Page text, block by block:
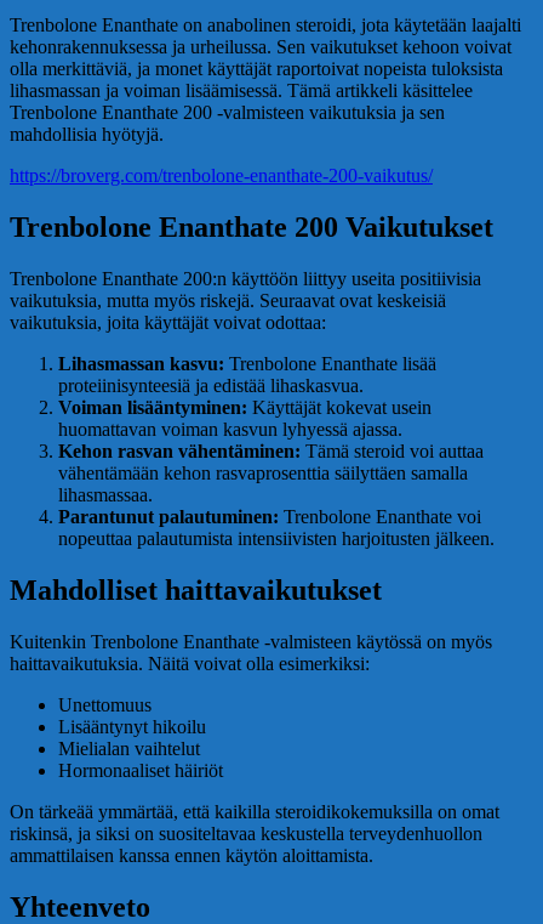
Trenbolone Enanthate on anabolinen steroidi, jota käytetään laajalti
kehonrakennuksessa ja urheilussa. Sen vaikutukset kehoon voivat
olla merkittäviä, ja monet käyttäjät raportoivat nopeista tuloksista
lihasmassan ja voiman lisäämisessä. Tämä artikkeli käsittelee
Trenbolone Enanthate 200 -valmisteen vaikutuksia ja sen
mahdollisia hyötyjä.
https://broverg.com/trenbolone-enanthate-200-vaikutus/
Trenbolone Enanthate 200 Vaikutukset
Trenbolone Enanthate 200:n käyttöön liittyy useita positiivisia
vaikutuksia, mutta myös riskejä. Seuraavat ovat keskeisiä
vaikutuksia, joita käyttäjät voivat odottaa:
Lihasmassan kasvu: Trenbolone Enanthate lisää
proteiinisynteesiä ja edistää lihaskasvua.
Voiman lisääntyminen: Käyttäjät kokevat usein
huomattavan voiman kasvun lyhyessä ajassa.
Kehon rasvan vähentäminen: Tämä steroid voi auttaa
vähentämään kehon rasvaprosenttia säilyttäen samalla
lihasmassaa.
Parantunut palautuminen: Trenbolone Enanthate voi
nopeuttaa palautumista intensiivisten harjoitusten jälkeen.
Mahdolliset haittavaikutukset
Kuitenkin Trenbolone Enanthate -valmisteen käytössä on myös
haittavaikutuksia. Näitä voivat olla esimerkiksi:
Unettomuus
Lisääntynyt hikoilu
Mielialan vaihtelut
Hormonaaliset häiriöt
On tärkeää ymmärtää, että kaikilla steroidikokemuksilla on omat
riskinsä, ja siksi on suositeltavaa keskustella terveydenhuollon
ammattilaisen kanssa ennen käytön aloittamista.
Yhteenveto